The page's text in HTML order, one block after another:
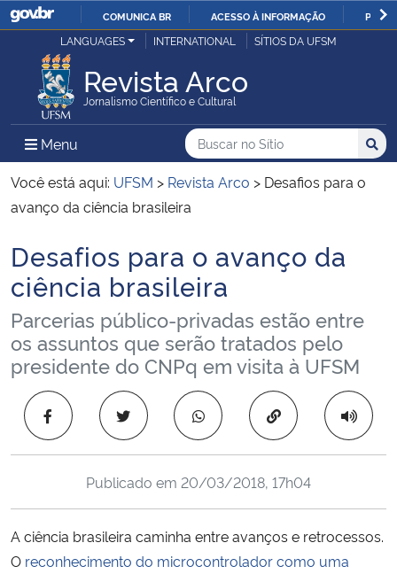
IR
O
COMUNICA BR ACESSO À INFORMAÇÃO
Ministério da Justiça e Segurança Pública
Ministério da Defesa
Ministério das Relações Exteriores
Ministério da Infraestrutura
Ministério da Agricultura, Pecuária e Abastecimento
Ministério da Educação
Ministério da Cidadania
Ministério da Saúde
Ministério de Minas e Energia
LANGUAGES INTERNATIONAL SÍTIOS DA UFSM
Revista Arco
Jornalismo Científico e Cultural
Menu Menu Principal do Sítio
Busca
Buscar no no Sítio
Busca:
Você está aqui: UFSM > Revista Arco > Desafios para o
avanço da ciência brasileira
Início do conteúdo
Desafios para o avanço da
ciência brasileira
Parcerias público-privadas estão entre
os assuntos que serão tratados pelo
presidente do CNPq em visita à UFSM
Copiar para área
Publicado em 20/03/2018, 17h04
A ciência brasileira caminha entre avanços e retrocessos.
O reconhecimento do microcontrolador como uma